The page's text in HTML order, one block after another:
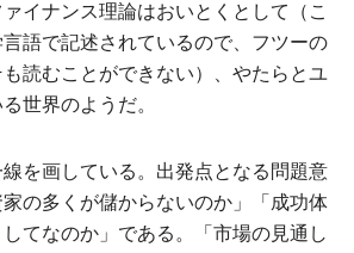
イナンス理論はおいとくとして（こ
語で記述されているので、フツーの
読むことができない）、やたらとユ
世界のようだ。
を画している。出発点となる問題意
の多くが儲からないのか」「成功体
てなのか」である。「市場の見通し